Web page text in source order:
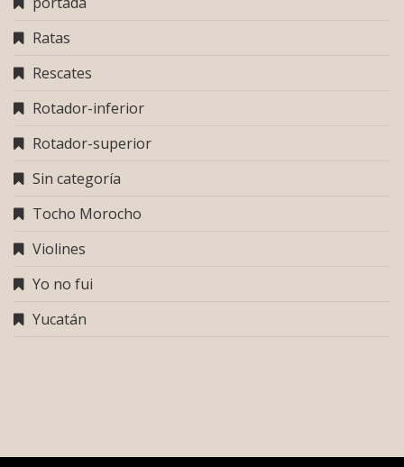
Ratas
Rescates
Rotador-inferior
Rotador-superior
Sin categoría
Tocho Morocho
Violines
Yo no fui
Yucatán